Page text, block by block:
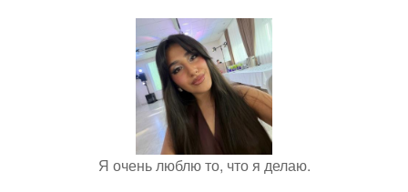
Я очень люблю то, что я делаю.